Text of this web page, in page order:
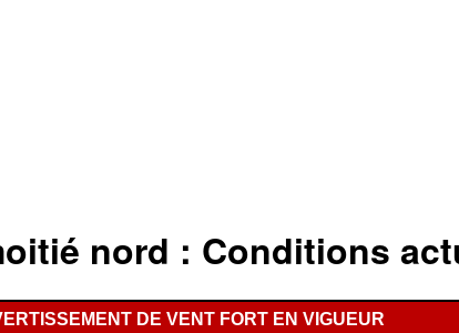
nord : Conditions
DE VENT FORT EN VIGUEUR